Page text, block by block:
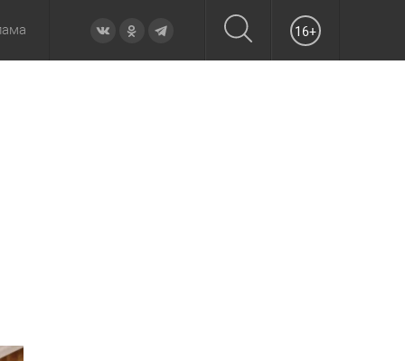
16+